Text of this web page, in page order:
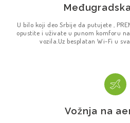
U bilo koji deo Srbije da putujete ,
opustite i uživate u punom komforu
vozila.Uz besplatan Wi-Fi u
Vožnja na